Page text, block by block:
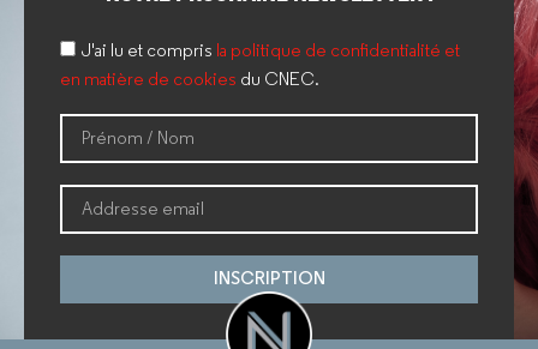
J'ai lu et compris la politique de confidentialité et
en matière de cookies du CNEC.
INSCRIPTION